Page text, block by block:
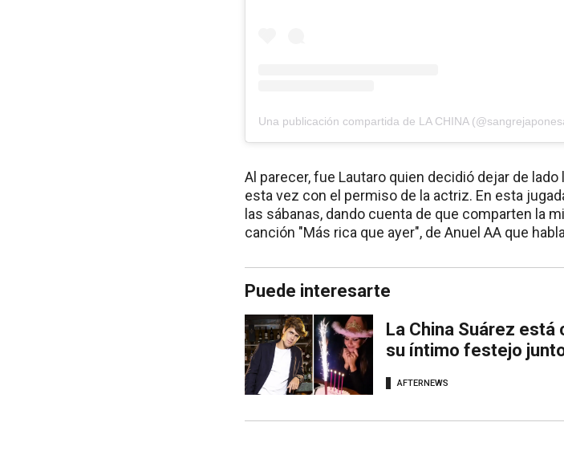
Una publicación compartida de LA CHINA
Al parecer, fue Lautaro quien decidió dejar de
esta vez con el permiso de la actriz. En esta
las sábanas, dando cuenta de que comparten la
canción "Más rica que ayer", de Anuel AA que
Puede interesarte
La China Suárez
su íntimo festejo
AFTERNEWS